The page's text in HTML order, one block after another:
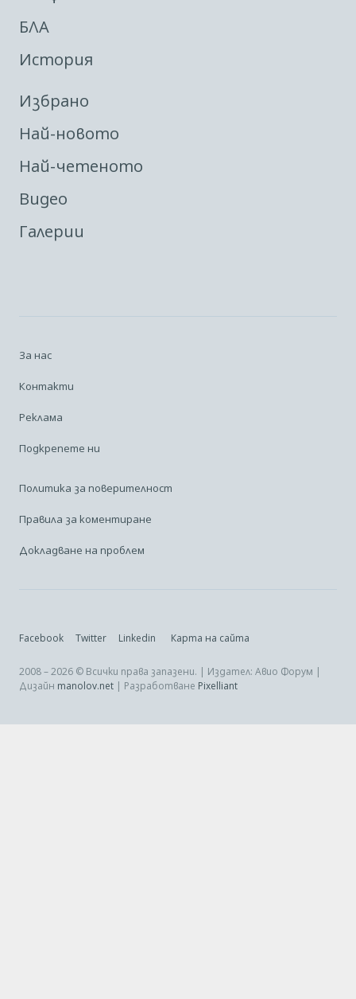
БЛА
История
Избрано
Най-новото
Най-четеното
Видео
Галерии
За нас
Контакти
Реклама
Подкрепете ни
Политика за поверителност
Правила за коментиране
Докладване на проблем
Facebook Twitter Linkedin Карта на сайта
2008 – 2026 © Всички права запазени. | Издател: Авио Форум |
Дизайн manolov.net | Разработване Pixelliant